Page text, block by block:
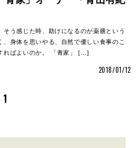
う感じた時、助けになるのが薬膳という
身体を思いやる、自然で優しい食事のこ
ればよいのか。 「青家」 […]
2018/01/12
1